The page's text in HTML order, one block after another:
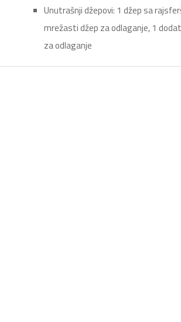
Unutrašnji džepovi: 1 džep sa
mrežasti džep za odlaganje, 1
za odlaganje